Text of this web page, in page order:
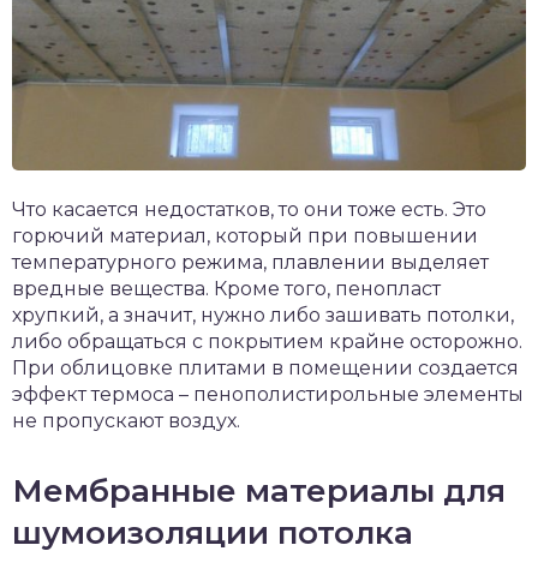
Что касается недостатков, то они тоже есть. Это
горючий материал, который при повышении
температурного режима, плавлении выделяет
вредные вещества. Кроме того, пенопласт
хрупкий, а значит, нужно либо зашивать потолки,
либо обращаться с покрытием крайне осторожно.
При облицовке плитами в помещении создается
эффект термоса – пенополистирольные элементы
не пропускают воздух.
Мембранные материалы для
шумоизоляции потолка